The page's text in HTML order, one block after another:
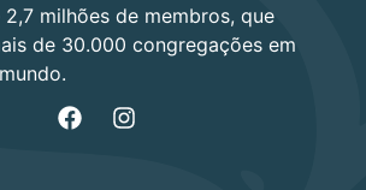
milhões de membros, que
de 30.000 congregações em